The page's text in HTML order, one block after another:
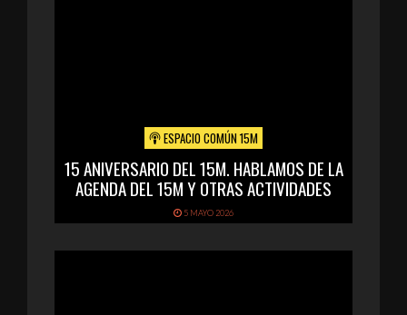
ESPACIO COMÚN 15M
15 ANIVERSARIO DEL 15M. HABLAMOS DE LA
AGENDA DEL 15M Y OTRAS ACTIVIDADES
5 MAYO 2026